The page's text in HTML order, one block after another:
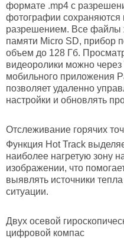
формате .mp4 с
фотографии
разрешением. Все файлы
памяти Micro SD, прибор
объем до 128 Гб.
видеоролики можно
мобильного приложения
позволяет удаленно
настройки и обновлять
Отслеживание горячих
Функция Hot Track
наиболее нагретую зону
изображении, что
выявлять источники
ситуации.
Двух осевой
цифровой компас